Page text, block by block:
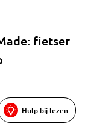
fietser
Hulp bij lezen